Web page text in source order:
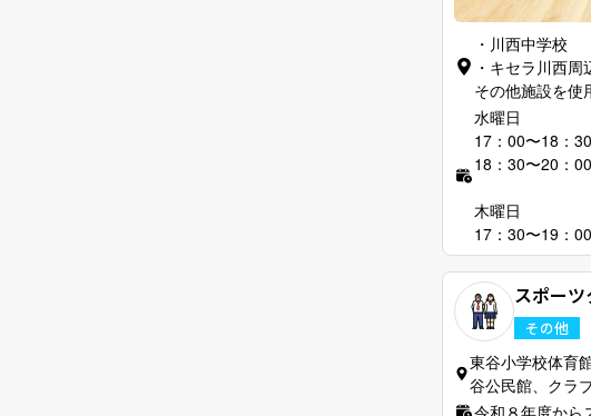
・川西中学校
・キセラ川西周
その他施設を使
水曜日
17：00〜18：30
18：30〜20：00
木曜日
17：30〜19：00
スポー
その他
東谷小学校体育
谷公民館、クラ
令和８年度から